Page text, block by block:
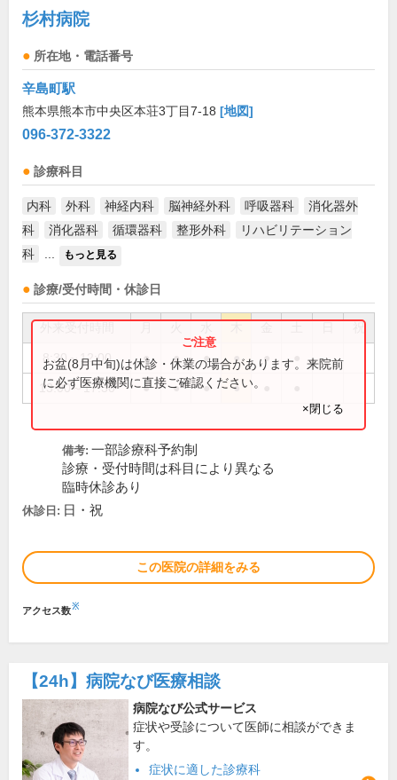
杉村病院
所在地・電話番号
辛島町駅
熊本県熊本市中央区本荘3丁目7-18 [地図]
096-372-3322
診療科目
内科 外科 神経内科 脳神経外科 呼吸器科
消化器外
科
消化器科 循環器科 整形外科
リハビリテーション
科
もっと見る
診療/受付時間・休診日
祝
8:30～12:00 ● ● ● ● ●
13:00～17:30 ● ● ● ●
お盆(8月中旬)は休診・休業の場合があります。来院前
に必ず医療機関に直接ご確認ください。
×閉じる
備考: 一部診療科予約制
診療・受付時間は科目により異なる
臨時休診あり
休診日: 日・祝
この医院の詳細をみる
アクセス数※
【24h】 病院なび医療相談
病院なび公式サービス
症状や受診について医師に相談ができま
す。
症状に適した診療科